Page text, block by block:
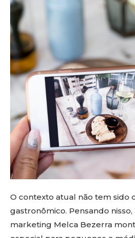
O contexto atual não tem sido
gastronômico. Pensando
marketing Melca Bezerra